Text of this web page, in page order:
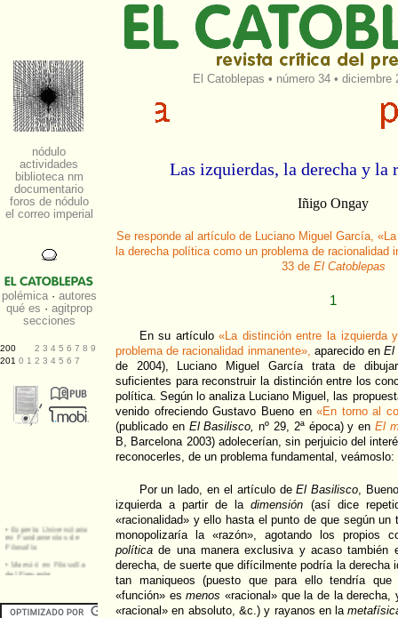
El Catoblepas • número 34• diciembre
Las izquierdas, la derecha y
Iñigo Ongay
Se responde al artículo de Luciano Miguel García,
la derecha política como un problema de racionalidad
33 de El Catoblepas
1
En su artículo«La distinción entre la izquierda
problema de racionalidad inmanente», aparecido enEl
de 2004), Luciano Miguel García trata de
suficientes para reconstruir la distinción entre los
política. Según lo analiza Luciano Miguel, las
venido ofreciendo Gustavo Bueno en«En torno al
(publicado en El Basilisco, nº 29, 2ª época) y enEl
B, Barcelona 2003) adolecerían, sin perjuicio del
reconocerles, de un problema fundamental, veámoslo:
Por un lado, en el artículo deEl Basilisco,
izquierda a partir de ladimensión (así dice
«racionalidad» y ello hasta el punto de que según un
monopolizaría la «razón», agotando los propios
políticade una manera exclusiva y acaso también
derecha, de suerte que difícilmente podría la derecha
tan maniqueos (puesto que para ello tendría que
«función» esmenos «racional» que la de la
«racional» en absoluto, &c.) y rayanos en la